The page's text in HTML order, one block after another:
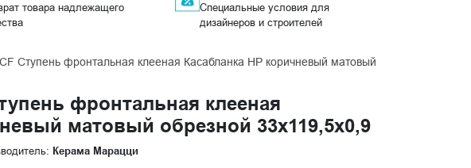
товара надлежащего
Специальные условия для
дизайнеров и строителей
Ступень фронтальная клееная Касабланка HP коричневый матовый обрезной
фронтальная клееная
матовый обрезной 33x119,5x0,9
Керама Марацци